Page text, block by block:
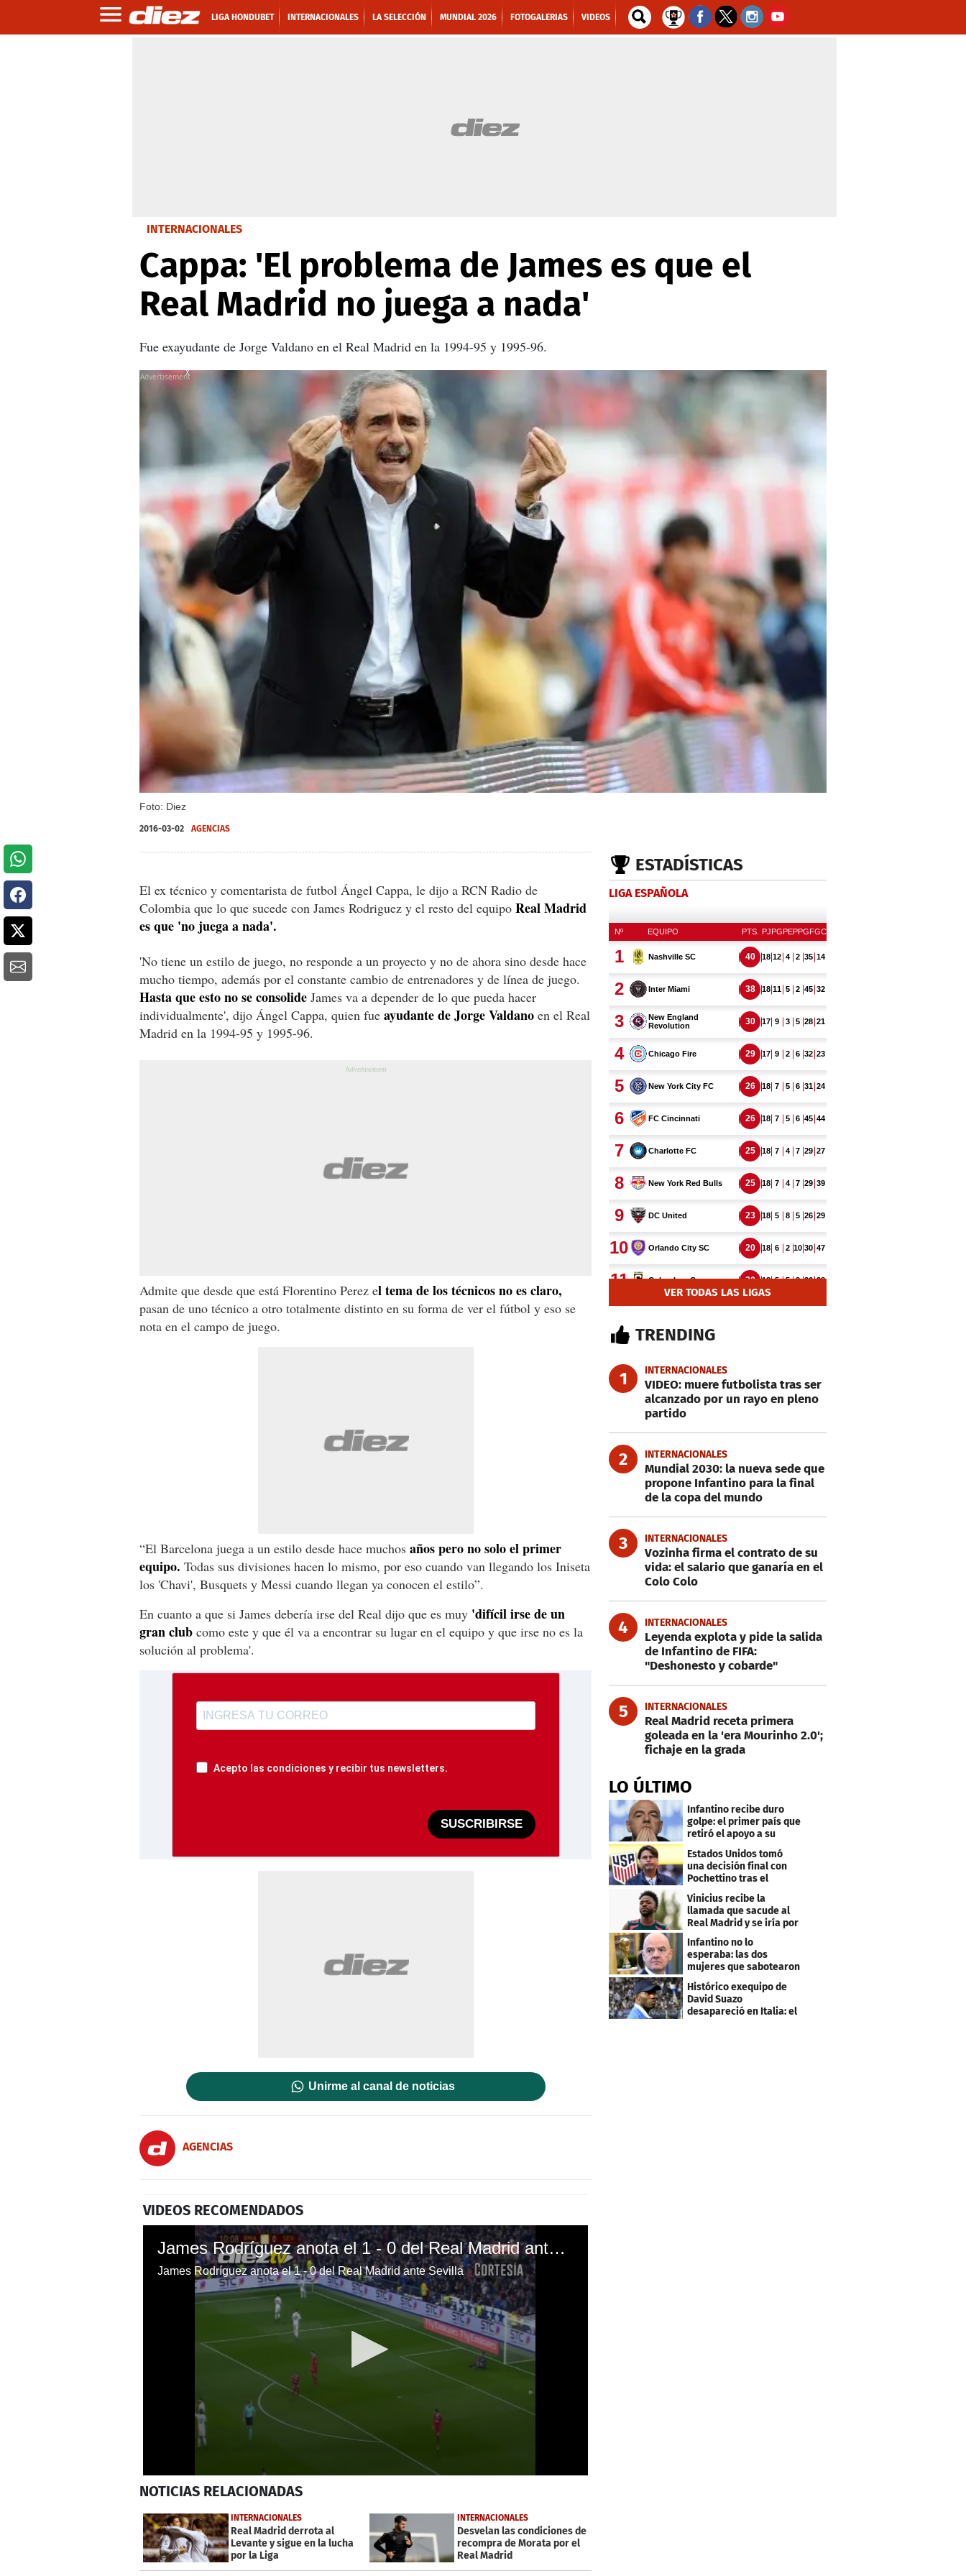
LIGA HONDUBET INTERNACIONALES LA SELECCIÓN MUNDIAL 2026 FOTOGALERIAS VIDEOS
INTERNACIONALES
Cappa: 'El problema de James es que el
Fue exayudante de Jorge Valdano en el Real Madrid en la 1994-95 y 1995-96.
Foto: Diez
X
2016-03-02 AGENCIAS
El ex técnico y comentarista de futbol Ángel Cappa, le dijo a RCN Radio de
Colombia que lo que sucede con James Rodriguez y el resto del equipo Real Madrid
es que 'no juega a nada'.
'No tiene un estilo de juego, no responde a un proyecto y no de ahora sino desde hace
mucho tiempo, además por el constante cambio de entrenadores y de línea de juego.
Hasta que esto no se consolide James va a depender de lo que pueda hacer
individualmente', dijo Ángel Cappa, quien fue ayudante de Jorge Valdano en el Real
Madrid en la 1994-95 y 1995-96.
Admite que desde que está Florentino Perez el tema de los técnicos no es claro,
pasan de uno técnico a otro totalmente distinto en su forma de ver el fútbol y eso se
nota en el campo de juego.
“El Barcelona juega a un estilo desde hace muchos años pero no solo el primer
equipo. Todas sus divisiones hacen lo mismo, por eso cuando van llegando los Iniseta
los 'Chavi', Busquets y Messi cuando llegan ya conocen el estilo”.
En cuanto a que si James debería irse del Real dijo que es muy 'difícil irse de un
gran club como este y que él va a encontrar su lugar en el equipo y que irse no es la
solución al problema'.
Acepto las condiciones y recibir tus newsletters.
SUSCRIBIRSE
Unirme al canal de noticias
AGENCIAS
VIDEOS RECOMENDADOS
James Rodríguez anota el 1 - 0 del Real Madrid ante Sevilla
James Rodríguez anota el 1 - 0 del Real Madrid ante Sevilla
seconds
38
secondsVolume
0%
NOTICIAS RELACIONADAS
INTERNACIONALES
Real Madrid derrota al
Levante y sigue en la lucha
por la Liga
INTERNACIONALES
Desvelan las condiciones de
recompra de Morata por el
Real Madrid
ESTADÍSTICAS
LIGA ESPAÑOLA
VER TODAS LAS LIGAS
TRENDING
1 INTERNACIONALES
VIDEO: muere futbolista tras ser
alcanzado por un rayo en pleno
partido
2 INTERNACIONALES
Mundial 2030: la nueva sede que
propone Infantino para la final
de la copa del mundo
3 INTERNACIONALES
Vozinha firma el contrato de su
vida: el salario que ganaría en el
Colo Colo
4 INTERNACIONALES
Leyenda explota y pide la salida
de Infantino de FIFA:
"Deshonesto y cobarde"
5 INTERNACIONALES
Real Madrid receta primera
goleada en la 'era Mourinho 2.0';
fichaje en la grada
LO ÚLTIMO
Infantino recibe duro
golpe: el primer país que
retiró el apoyo a su
Estados Unidos tomó
una decisión final con
Pochettino tras el
Mundial
Vinicius recibe la
llamada que sacude al
Real Madrid y se iría por
este salario
Infantino no lo
esperaba: las dos
mujeres que sabotearon
sus planes con el
Mundial
Histórico exequipo de
David Suazo
desapareció en Italia: el